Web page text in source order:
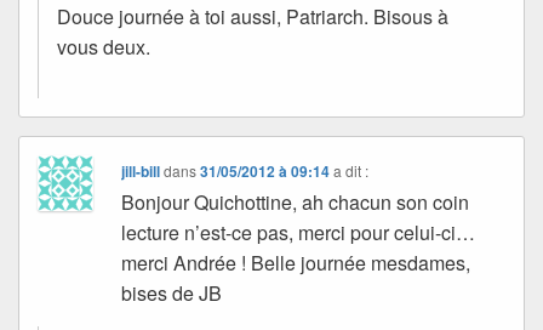
Douce journée à toi aussi, Patriarch. Bisous à
vous deux.
jill-billdans31/05/2012 à 09:14 a dit :
Bonjour Quichottine, ah chacun son coin
lecture n’est-ce pas, merci pour celui-ci…
merci Andrée ! Belle journée mesdames,
bises de JB